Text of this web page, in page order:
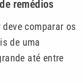
remédios
comparar os
de uma
até entre